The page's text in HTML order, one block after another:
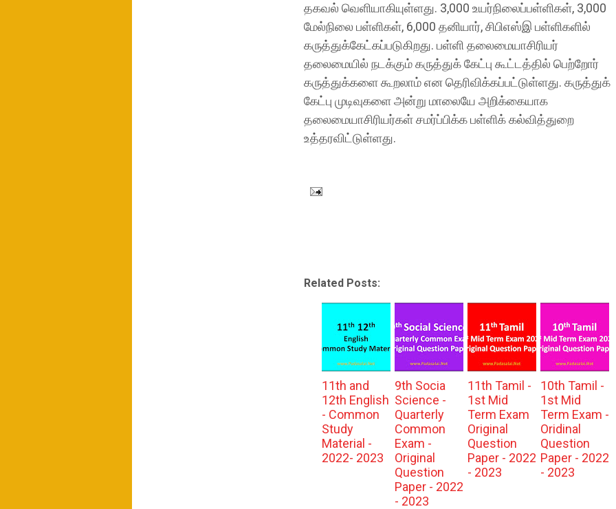
தகவல் வெளியாகியுள்ளது. 3,000 உயர்நிலைப்பள்ளிகள், 3,000
மேல்நிலை பள்ளிகள், 6,000 தனியார், சிபிஎஸ்இ பள்ளிகளில்
கருத்துக்கேட்கப்படுகிறது. பள்ளி தலைமையாசிரியர்
தலைமையில் நடக்கும் கருத்துக் கேட்பு கூட்டத்தில் பெற்றோர்
கருத்துக்களை கூறலாம் என தெரிவிக்கப்பட்டுள்ளது. கருத்துக்
கேட்பு முடிவுகளை அன்று மாலையே அறிக்கையாக
தலைமையாசிரியர்கள் சமர்ப்பிக்க பள்ளிக் கல்வித்துறை
உத்தரவிட்டுள்ளது.
Related Posts:
11th and
12th English
- Common
Study
Material -
2022- 2023
9th Socia
Science -
Quarterly
Common
Exam -
Original
Question
Paper - 2022
- 2023
11th Tamil -
1st Mid
Term Exam
Original
Question
Paper - 2022
- 2023
10th Tamil -
1st Mid
Term Exam -
Oridinal
Question
Paper - 2022
- 2023